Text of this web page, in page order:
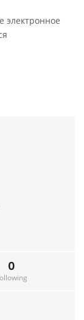
электронное
0